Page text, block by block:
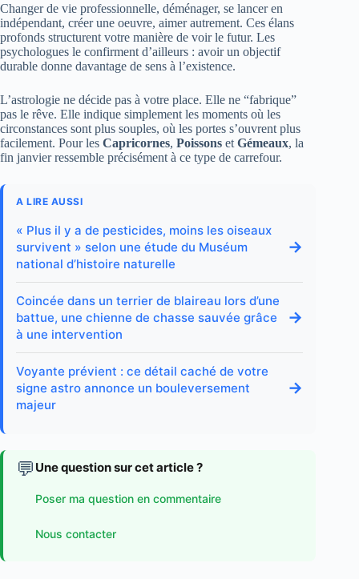
Changer de vie professionnelle, déménager, se lancer en
indépendant, créer une oeuvre, aimer autrement. Ces élans
profonds structurent votre manière de voir le futur. Les
psychologues le confirment d’ailleurs : avoir un objectif
durable donne davantage de sens à l’existence.
L’astrologie ne décide pas à votre place. Elle ne “fabrique”
pas le rêve. Elle indique simplement les moments où les
circonstances sont plus souples, où les portes s’ouvrent plus
facilement. Pour les Capricornes, Poissons et Gémeaux, la
fin janvier ressemble précisément à ce type de carrefour.
A LIRE AUSSI
« Plus il y a de pesticides, moins les oiseaux
survivent » selon une étude du Muséum
national d’histoire naturelle
→
Coincée dans un terrier de blaireau lors d’une
battue, une chienne de chasse sauvée grâce
à une intervention
→
Voyante prévient : ce détail caché de votre
signe astro annonce un bouleversement
majeur
→
💬 Une question sur cet article ?
Poser ma question en commentaire
Nous contacter